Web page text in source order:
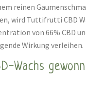
reinen
wird Tuttifrutti CBD
von 66% CBD
Wirkung verleihen.
Wachs